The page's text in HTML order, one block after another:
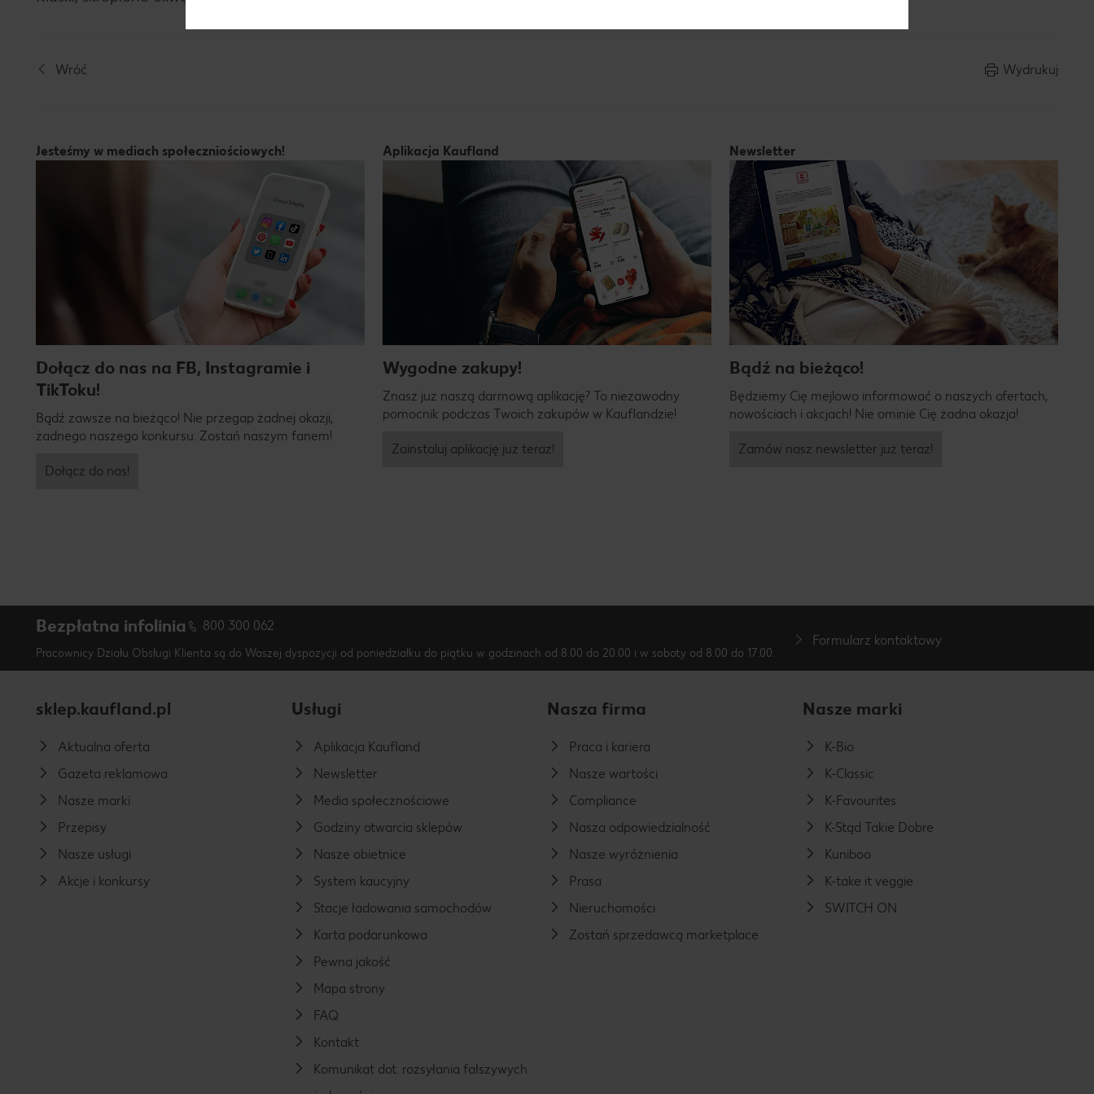
Wróć Wydrukuj
Jesteśmy w mediach społeczniościowych!
Dołącz do nas na FB, Instagramie i
TikToku!
Bądź zawsze na bieżąco! Nie przegap żadnej okazji,
żadnego naszego konkursu. Zostań naszym fanem!
Dołącz do nas!
Aplikacja Kaufland
Wygodne zakupy!
Znasz już naszą darmową aplikację? To niezawodny
pomocnik podczas Twoich zakupów w Kauflandzie!
Zainstaluj aplikację już teraz!
Newsletter
Bądź na bieżąco!
Będziemy Cię mejlowo informować o naszych ofertach,
nowościach i akcjach! Nie ominie Cię żadna okazja!
Zamów nasz newsletter już teraz!
Bezpłatna infolinia 800 300 062
Pracownicy Działu Obsługi Klienta są do Waszej dyspozycji od poniedziałku do piątku w godzinach od 8.00 do 20.00 i w soboty od 8.00 do 17.00.
Formularz kontaktowy
sklep.kaufland.pl
Aktualna oferta
Gazeta reklamowa
Nasze marki
Przepisy
Nasze usługi
Akcje i konkursy
Usługi
Aplikacja Kaufland
Newsletter
Media społecznościowe
Godziny otwarcia sklepów
Nasze obietnice
System kaucyjny
Stacje ładowania samochodów
Karta podarunkowa
Pewna jakość
Mapa strony
FAQ
Kontakt
Komunikat dot. rozsyłania fałszywych
Nasza firma
Praca i kariera
Nasze wartości
Compliance
Nasza odpowiedzialność
Nasze wyróżnienia
Prasa
Nieruchomości
Zostań sprzedawcą marketplace
Nasze marki
K-Bio
K-Classic
K-Favourites
K-Stąd Takie Dobre
Kuniboo
K-take it veggie
SWITCH ON